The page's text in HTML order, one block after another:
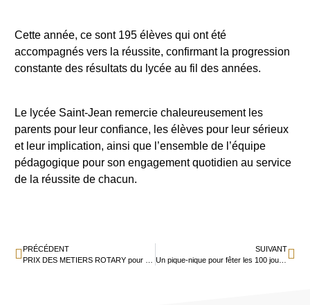
Cette année, ce sont 195 élèves qui ont été
accompagnés vers la réussite, confirmant la progression
constante des résultats du lycée au fil des années.
Le lycée Saint-Jean remercie chaleureusement les
parents pour leur confiance, les élèves pour leur sérieux
et leur implication, ainsi que l’ensemble de l’équipe
pédagogique pour son engagement quotidien au service
de la réussite de chacun.
PRÉCÉDENT
SUIVANT
Un pique-nique pour fêter les 100 jours d’école